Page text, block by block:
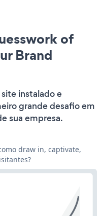
of
Brand
instalado e
grande desafio em
sua empresa.
draw in, captivate,